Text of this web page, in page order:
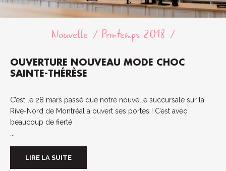
Nouvelle Printemps 2018
OUVERTURE NOUVEAU MODE CHOC
SAINTE-THÉRÈSE
C’est le 28 mars passé que notre nouvelle succursale sur la
Rive-Nord de Montréal a ouvert ses portes ! C’est avec
beaucoup de fierté
LIRE LA SUITE